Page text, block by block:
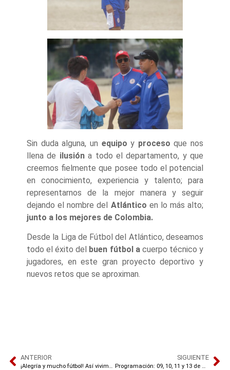
Sin duda alguna, un equipo y proceso que nos
llena de ilusióna todo el departamento, y que
creemos fielmente que posee todo el potencial
en conocimiento, experiencia y talento; para
representarnos de la mejor manera y seguir
dejando el nombre del Atlántico en lo más alto;
junto a los mejores de Colombia.
Desde la Liga de Fútbol del Atlántico, deseamos
todo el éxito del buen fútbol a cuerpo técnico y
jugadores, en este gran proyecto deportivo y
nuevos retos que se aproximan.
ANTERIOR
¡Alegría y mucho fútbol! Así vivimos una jornada más del Torneo Departamental
SIGUIENTE
Programación: 09, 10, 11 y 13 de Noviembre